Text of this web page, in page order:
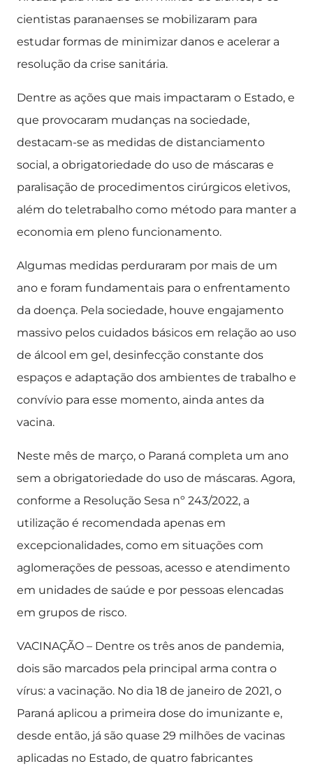
cientistas paranaenses se mobilizaram para
estudar formas de minimizar danos e acelerar a
resolução da crise sanitária.
Dentre as ações que mais impactaram o Estado, e
que provocaram mudanças na sociedade,
destacam-se as medidas de distanciamento
social, a obrigatoriedade do uso de máscaras e
paralisação de procedimentos cirúrgicos eletivos,
além do teletrabalho como método para manter a
economia em pleno funcionamento.
Algumas medidas perduraram por mais de um
ano e foram fundamentais para o enfrentamento
da doença. Pela sociedade, houve engajamento
massivo pelos cuidados básicos em relação ao uso
de álcool em gel, desinfecção constante dos
espaços e adaptação dos ambientes de trabalho e
convívio para esse momento, ainda antes da
vacina.
Neste mês de março, o Paraná completa um ano
sem a obrigatoriedade do uso de máscaras. Agora,
conforme a Resolução Sesa nº 243/2022, a
utilização é recomendada apenas em
excepcionalidades, como em situações com
aglomerações de pessoas, acesso e atendimento
em unidades de saúde e por pessoas elencadas
em grupos de risco.
VACINAÇÃO – Dentre os três anos de pandemia,
dois são marcados pela principal arma contra o
vírus: a vacinação. No dia 18 de janeiro de 2021, o
Paraná aplicou a primeira dose do imunizante e,
desde então, já são quase 29 milhões de vacinas
aplicadas no Estado, de quatro fabricantes